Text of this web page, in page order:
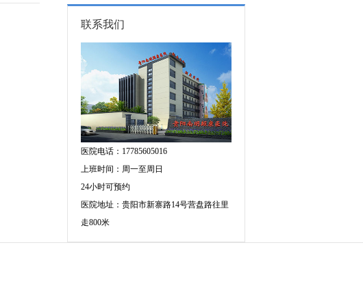
额援助，速约！
联系我们
医院电话：17785605016
上班时间：周一至周日
24小时可预约
医院地址：贵阳市新寨路14号营盘路往里
走800米